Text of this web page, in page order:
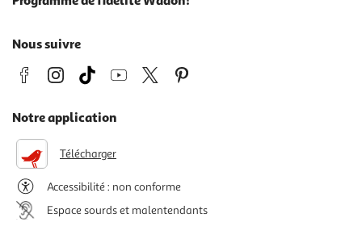
Nous suivre
Notre application
Télécharger
Accessibilité : non conforme
Espace sourds et malentendants